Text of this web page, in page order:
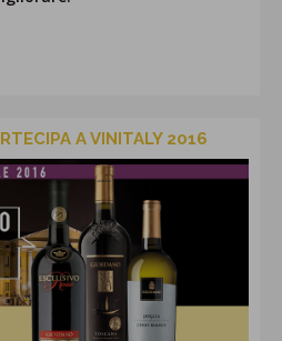
A VINITALY 2016